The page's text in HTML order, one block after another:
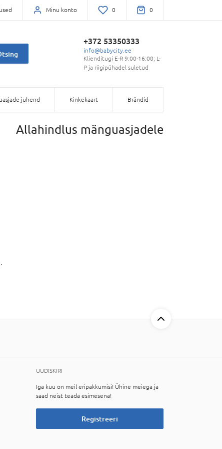
Minu konto 0 0
+372 53350333
info@babycity.ee
Klienditugi E-R 9:00-16:00; L-
P ja riigipühadel suletud
juhend Kinkekaart Brändid
Allahindlus mänguasjadele
UUDISKIRI
Iga kuu on meil eripakkumisi! Ühine meiega ja
saad neist teada esimesena!
Registreeri